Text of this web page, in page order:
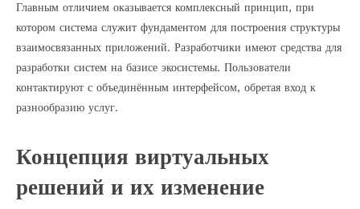
Главным отличием оказывается комплексный принцип, при
котором система служит фундаментом для построения структуры
взаимосвязанных приложений. Разработчики имеют средства для
разработки систем на базисе экосистемы. Пользователи
контактируют с объединённым интерфейсом, обретая вход к
разнообразию услуг.
Концепция виртуальных
решений и их изменение